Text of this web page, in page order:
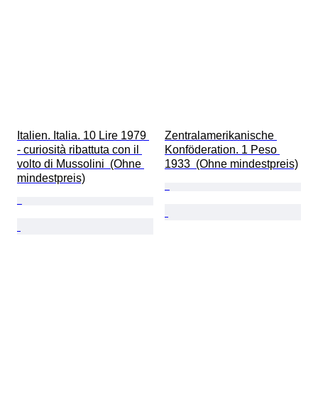
Italien. Italia. 10 Lire 1979
- curiosità ribattuta con il
volto di Mussolini  (Ohne
mindestpreis)
Zentralamerikanische
Konföderation. 1 Peso
1933  (Ohne mindestpreis)